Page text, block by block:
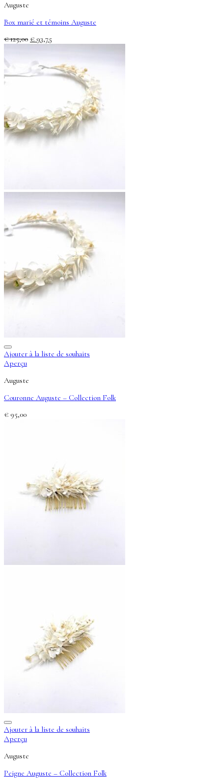
Auguste
Box marié et témoins Auguste
€125,00 Le
était :
€ 125,00.
€ 93,75
est :
€ 93,75.
Ajouter à la liste de souhaits
Aperçu
Auguste
Couronne Auguste – Collection Folk
€ 95,00
Ajouter à la liste de souhaits
Aperçu
Auguste
Peigne Auguste – Collection Folk